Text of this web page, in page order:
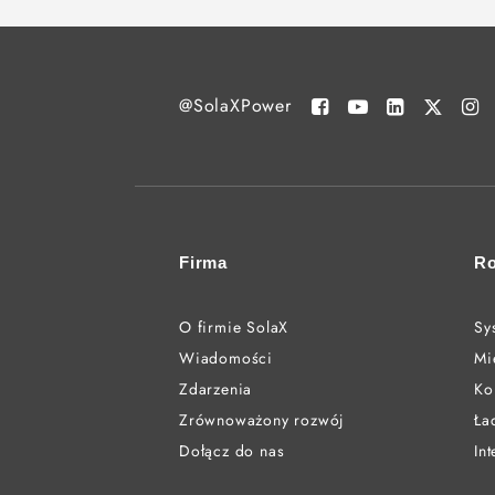
@SolaXPower
Firma
O firmie SolaX
Wiadomości
Zdarzenia
Zrównoważony rozwój
Dołącz do nas